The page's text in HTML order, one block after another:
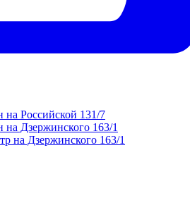
на Российской 131/7
на Дзержинского 163/1
на Дзержинского 163/1